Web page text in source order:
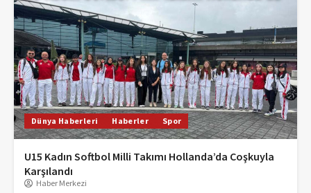
Dünya Haberleri Haberler Spor
U15 Kadın Softbol Milli Takımı Hollanda’da Coşkuyla
Karşılandı
Haber Merkezi